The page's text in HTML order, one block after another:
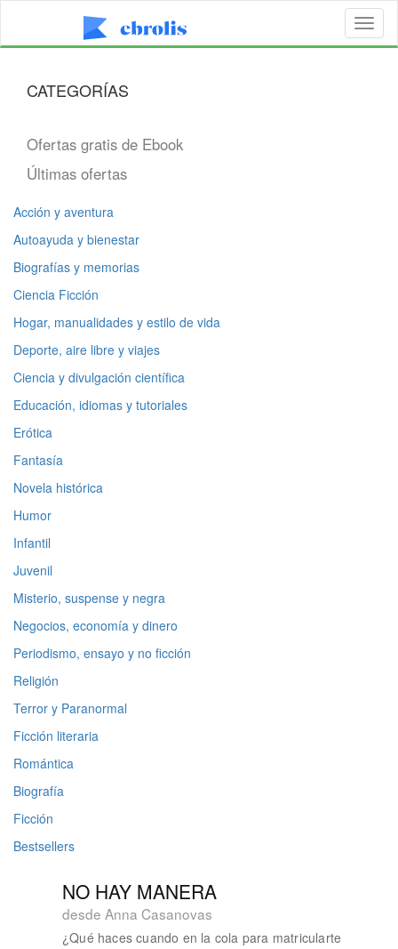
CATEGORÍAS
Ofertas gratis de Ebook
Últimas ofertas
Acción y aventura
Autoayuda y bienestar
Biografías y memorias
Ciencia Ficción
Hogar, manualidades y estilo de vida
Deporte, aire libre y viajes
Ciencia y divulgación científica
Educación, idiomas y tutoriales
Erótica
Fantasía
Novela histórica
Humor
Infantil
Juvenil
Misterio, suspense y negra
Negocios, economía y dinero
Periodismo, ensayo y no ficción
Religión
Terror y Paranormal
Ficción literaria
Romántica
Biografía
Ficción
Bestsellers
NO HAY MANERA
desde Anna Casanovas
¿Qué haces cuando en la cola para matricularte